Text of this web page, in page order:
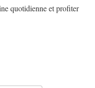
quotidienne et profiter